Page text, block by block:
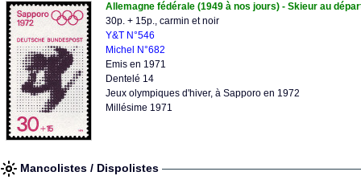
Allemagne fédérale (1949 à nos jours) - Skieur au
30p. + 15p., carmin et noir
Y&T N°546
Michel N°682
Emis en 1971
Dentelé 14
Jeux olympiques d'hiver, à Sapporo en 1972
Millésime 1971
Mancolistes / Dispolistes